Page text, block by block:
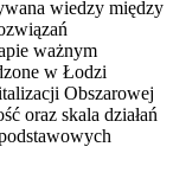
wiedzy między
ważnym
w Łodzi
Obszarowej
oraz skala działań